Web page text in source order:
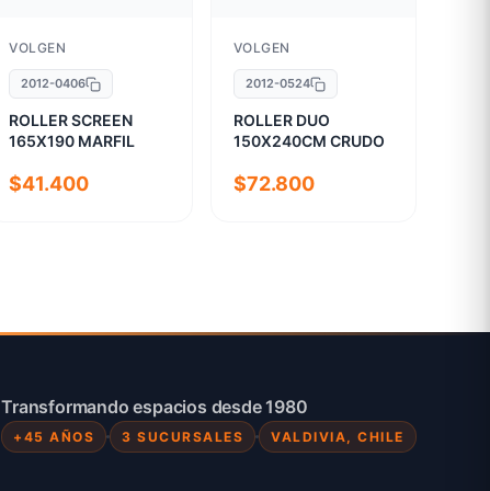
VOLGEN
2012-0406
ROLLER SCREEN
165X190 MARFIL
$41.400
VOLGEN
2012-0524
ROLLER DUO
150X240CM CRUDO
$72.800
Transformando espacios desde 1980
+45 AÑOS 3 SUCURSALES VALDIVIA, CHILE